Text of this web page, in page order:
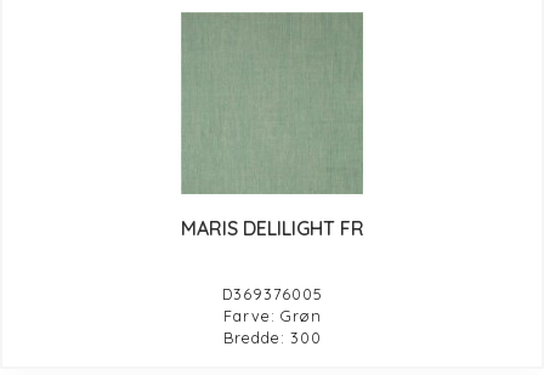
MARIS DELILIGHT FR
D369376005
Farve: Grøn
Bredde: 300